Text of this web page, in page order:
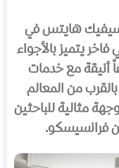
هايتس في
يتميز بالأجواء
أنيقة مع خدمات
من المعالم
مثالية للباحثين
فرانسيسكو.